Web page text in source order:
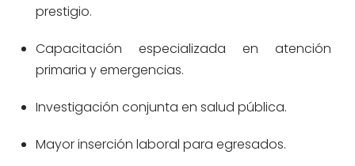
prestigio.
Capacitación especializada en atención
primaria y emergencias.
Investigación conjunta en salud pública.
Mayor inserción laboral para egresados.